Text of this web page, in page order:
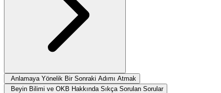
Anlamaya Yönelik Bir Sonraki Adımı Atmak
Beyin Bilimi ve OKB Hakkında Sıkça Sorulan Sorular